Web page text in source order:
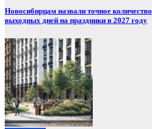
Новосибирцам назвали точное количество
выходных дней на праздники в 2027 году